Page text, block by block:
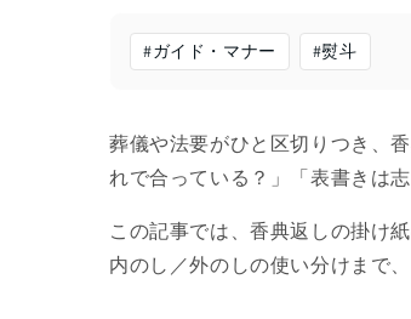
#ガイド・マナー #熨斗
葬儀や法要がひと区切りつき、
れで合っている？」「表書きは
この記事では、香典返しの掛け
内のし／外のしの使い分けまで